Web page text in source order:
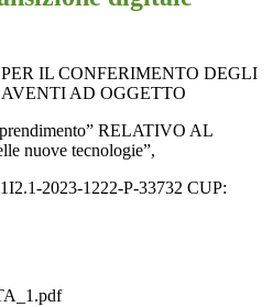
IL CONFERIMENTO DEGLI
AD OGGETTO
RELATIVO AL
nuove tecnologie”,
2023-1222-P-33732 CUP: